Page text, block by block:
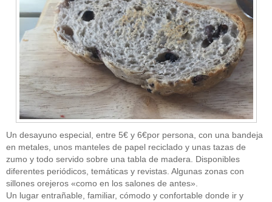
Un desayuno especial, entre 5€ y 6€por persona, con una bandeja
en metales, unos manteles de papel reciclado y unas tazas de
zumo y todo servido sobre una tabla de madera. Disponibles
diferentes periódicos, temáticas y revistas. Algunas zonas con
sillones orejeros «como en los salones de antes».
Un lugar entrañable, familiar, cómodo y confortable donde ir y